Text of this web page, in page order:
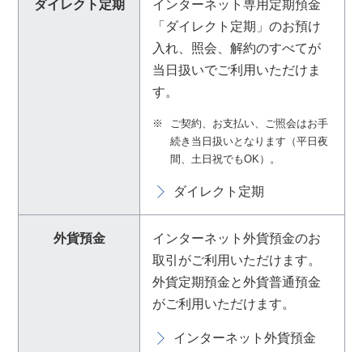
ダイレクト定期
インターネット専用定期預金
「ダイレクト定期」のお預け
入れ、照会、解約のすべてが
当日扱いでご利用いただけま
す。
※
ご契約、お支払い、ご照会はお手
続き当日扱いとなります（平日夜
間、土日祝でもOK）。
ダイレクト定期
外貨預金
インターネット外貨預金のお
取引がご利用いただけます。
外貨定期預金と外貨普通預金
がご利用いただけます。
インターネット外貨預金